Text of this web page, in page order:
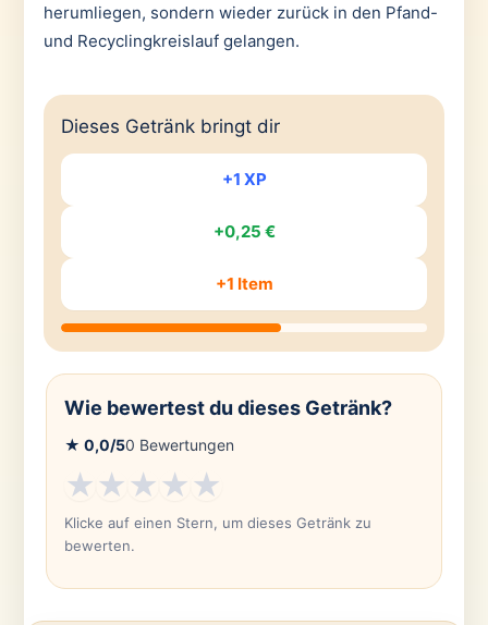
herumliegen, sondern wieder zurück in den Pfand-
und Recyclingkreislauf gelangen.
Dieses Getränk bringt dir
+1 XP
+0,25 €
+1 Item
Wie bewertest du dieses Getränk?
★ 0,0/50 Bewertungen
★★★★★
Klicke auf einen Stern, um dieses Getränk zu
bewerten.